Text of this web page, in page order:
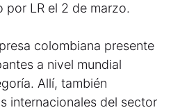
por LR el 2 de marzo.
colombiana presente
a nivel mundial
Allí, también
internacionales del sector